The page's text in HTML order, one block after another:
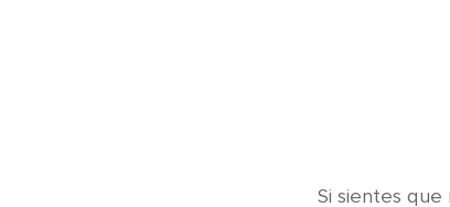
Si sientes